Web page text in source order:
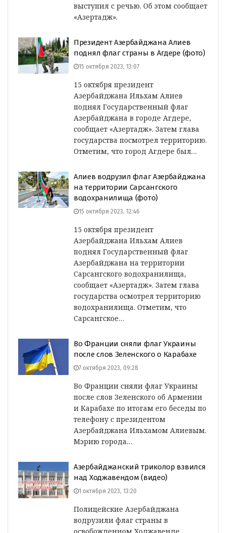
выступил с речью. Об этом сообщает
«Азертадж».
Президент Азербайджана Алиев
поднял флаг страны в Агдере (фото)
15 октября 2023, 13:07
15 октября президент
Азербайджана Ильхам Алиев
поднял Государственный флаг
Азербайджана в городе Агдере,
сообщает «Азертадж». Затем глава
государства посмотрел территорию.
Отметим, что город Агдере был…
Алиев водрузил флаг Азербайджана
на территории Сарсангского
водохранилища (фото)
15 октября 2023, 12:46
15 октября президент
Азербайджана Ильхам Алиев
поднял Государственный флаг
Азербайджана на территории
Сарсангского водохранилища,
сообщает «Азертадж». Затем глава
государства осмотрел территорию
водохранилища. Отметим, что
Сарсангское…
Во Франции сняли флаг Украины
после слов Зеленского о Карабахе
7 октября 2023, 09:28
Во Франции сняли флаг Украины
после слов Зеленского об Армении
и Карабахе по итогам его беседы по
телефону с президентом
Азербайджана Ильхамом Алиевым.
Мэрию города…
Азербайджанский триколор взвился
над Ходжавендом (видео)
1 октября 2023, 13:20
Полицейские Азербайджана
водрузили флаг страны в